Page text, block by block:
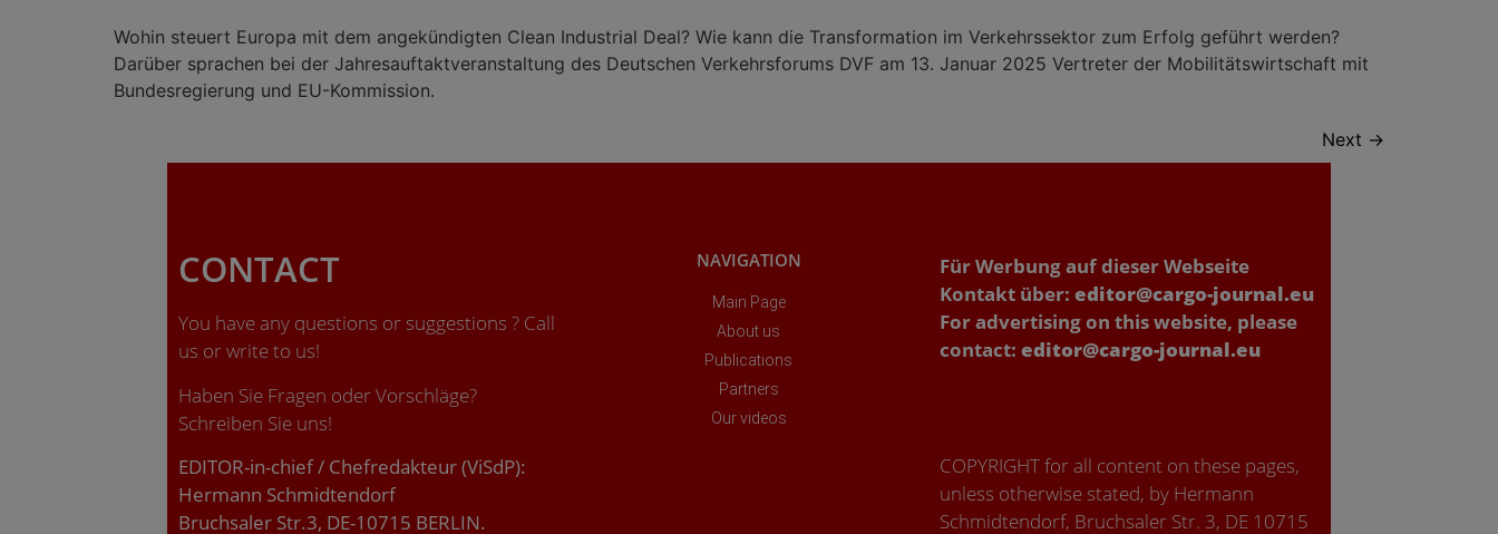
Wohin steuert Europa mit dem angekündigten Clean Industrial Deal? Wie kann die Transformation im Verkehrssektor zum Erfolg geführt werden?
Darüber sprachen bei der Jahresauftaktveranstaltung des Deutschen Verkehrsforums DVF am 13. Januar 2025 Vertreter der Mobilitätswirtschaft mit
Bundesregierung und EU-Kommission.
Next →
CONTACT
You have any questions or suggestions ? Call
us or write to us!
Haben Sie Fragen oder Vorschläge?
Schreiben Sie uns!
EDITOR-in-chief / Chefredakteur (ViSdP):
Hermann Schmidtendorf
Bruchsaler Str.3, DE-10715 BERLIN.
NAVIGATION
Main Page
About us
Publications
Partners
Our videos
Für Werbung auf dieser Webseite
Kontakt über: editor@cargo-journal.eu
For advertising on this website, please
contact: editor@cargo-journal.eu
COPYRIGHT for all content on these pages,
unless otherwise stated, by Hermann
Schmidtendorf, Bruchsaler Str. 3, DE 10715